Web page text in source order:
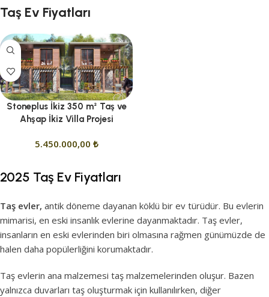
Taş Ev Fiyatları
Stoneplus İkiz 350 m² Taş ve
Ahşap İkiz Villa Projesi
5.450.000,00 ₺
2025 Taş Ev Fiyatları
Taş evler, antik döneme dayanan köklü bir ev türüdür. Bu evlerin
mimarisi, en eski insanlık evlerine dayanmaktadır. Taş evler,
insanların en eski evlerinden biri olmasına rağmen günümüzde de
halen daha popülerliğini korumaktadır.
Taş evlerin ana malzemesi taş malzemelerinden oluşur. Bazen
yalnızca duvarları taş oluşturmak için kullanılırken, diğer